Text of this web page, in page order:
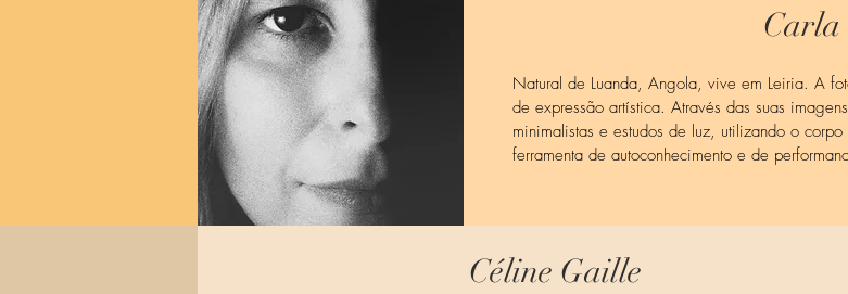
Carla
Natural de Luanda, Angola, vive em Leiria. A
de expressão artística. Através das suas
minimalistas e estudos de luz, utilizando o
ferramenta de autoconhecimento e de
Céline Gaille